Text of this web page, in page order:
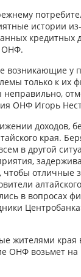
истории
кредитных
ОНФ.
возникающие у
только к их
ОНФ Игорь
доходов,
края.
в другой
чтобы отличные
в вопросах
жителями края
ОНФ возьмет на